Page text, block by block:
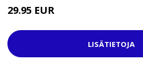
29.95 EUR
LISÄTIETOJA